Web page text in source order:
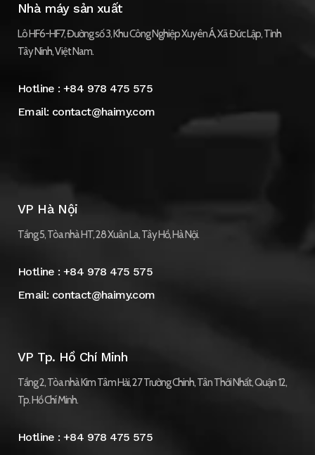
Nhà máy sản xuất
Lô HF6-HF7, Đường số 3, Khu Công Nghiệp Xuyên Á, Xã Đức Lập, Tỉnh
Tây Ninh, Việt Nam.
Hotline :+84 978 475 575
Email: contact@haimy.com
VP Hà Nội
Tầng 5, Tòa nhà HT, 28 Xuân La, Tây Hồ, Hà Nội.
Hotline :+84 978 475 575
Email: contact@haimy.com
VP Tp. Hồ Chí Minh
Tầng 2, Tòa nhà Kim Tâm Hải, 27 Trường Chinh, Tân Thới Nhất, Quận 12,
Tp. Hồ Chí Minh.
Hotline :+84 978 475 575